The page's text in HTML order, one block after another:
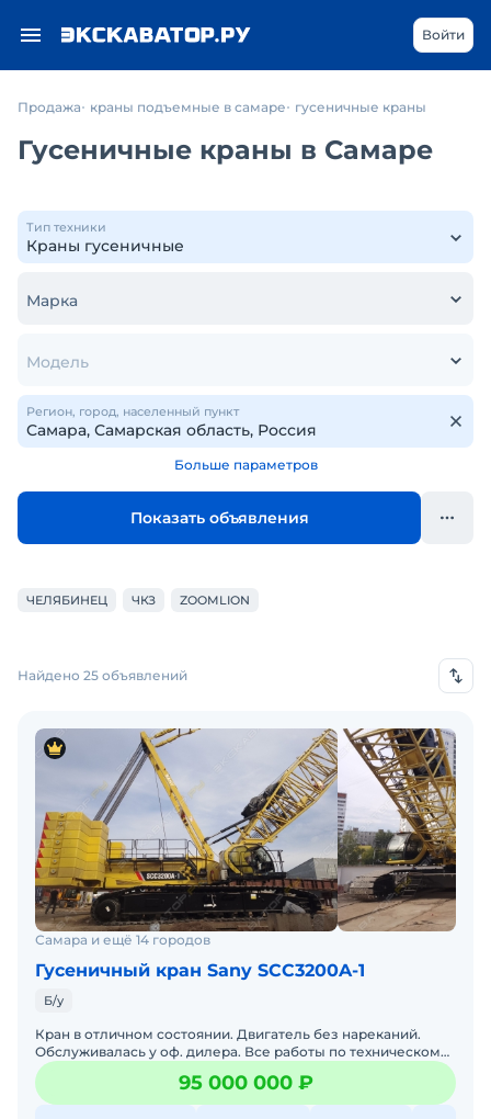
Войти
Продажа краны подъемные в самаре гусеничные краны
Гусеничные краны в Самаре
Тип техники
Марка
Модель
Регион, город, населенный пункт
Больше параметров
Показать объявления
ЧЕЛЯБИНЕЦ ЧКЗ ZOOMLION
Найдено 25 объявлений
Самара и ещё 14 городов
Гусеничный кран Sany SCC3200A-1
Б/у
Кран в отличном состоянии. Двигатель без нареканий.
Обслуживалась у оф. дилера. Все работы по техническому
обслуживанию проводились своевременно. Стоит на учете
95 000 000 ₽